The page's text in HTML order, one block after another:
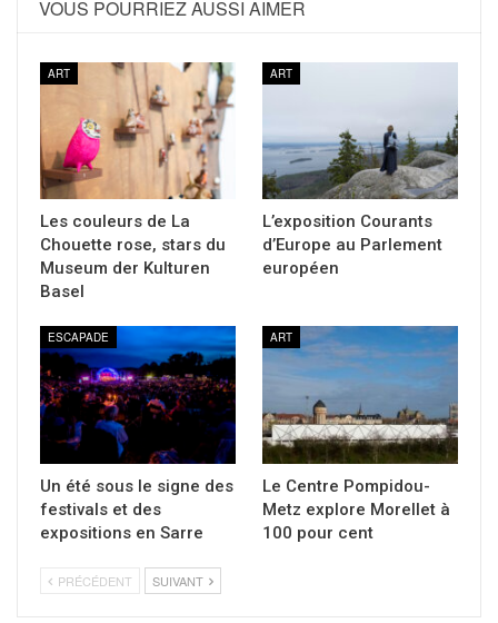
VOUS POURRIEZ AUSSI AIMER
ART
Les couleurs de La
Chouette rose, stars du
Museum der Kulturen
Basel
ART
L’exposition Courants
d’Europe au Parlement
européen
ESCAPADE
Un été sous le signe des
festivals et des
expositions en Sarre
ART
Le Centre Pompidou-
Metz explore Morellet à
100 pour cent
PRÉCÉDENT SUIVANT